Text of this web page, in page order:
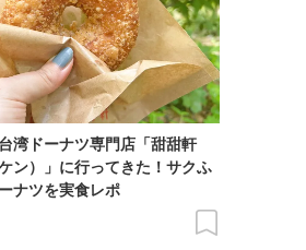
湾ドーナツ専門店「甜甜軒
ン）」に行ってきた！サクふ
ナツを実食レポ